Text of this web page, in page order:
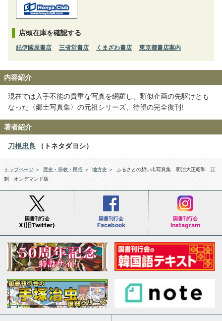
店頭在庫を確認する
紀伊國屋書店 三省堂書店 くまざわ書店 東京都書店案内
内容紹介
現在では入手不能の貴重な写真を網羅し、類似企画の先駆けとも
なった〈郷土写真集〉の元祖シリーズ、待望の完全復刊!
著者紹介
刀根忠良 （トネタダヨシ）
トップページ ＞ 歴史・宗教・民俗 ＞ 地方史 ＞
ふるさとの想い出写真集 明治大正昭和 江
刺 オンデマンド版
国書刊行会
X(旧Twitter)
国書刊行会
Facebook
国書刊行会
Instagram